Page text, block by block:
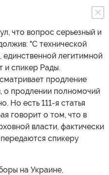
что вопрос серьезный и
"С технической
единственной легитимной
и спикер Рады.
продление
о продлении полномочий
Но есть 111-я статья
говорит о том, что в
власти, фактически
спикеру
на Украине,